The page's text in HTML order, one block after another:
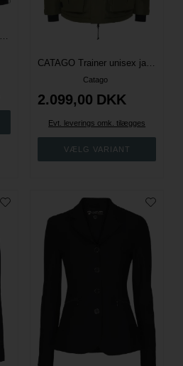
Catago
2.099,00 DKK
Evt. leverings omk. tilægges